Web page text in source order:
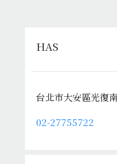
HAS
台北市大安區光復
02-27755722